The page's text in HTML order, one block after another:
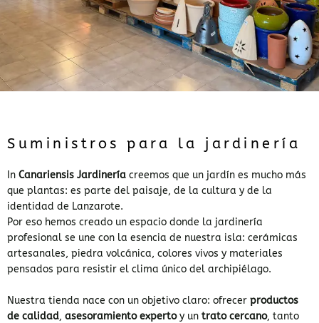
Suministros para la jardinería
In Canariensis Jardinería creemos que un jardín es mucho más
que plantas: es parte del paisaje, de la cultura y de la
identidad de Lanzarote.
Por eso hemos creado un espacio donde la jardinería
profesional se une con la esencia de nuestra isla: cerámicas
artesanales, piedra volcánica, colores vivos y materiales
pensados para resistir el clima único del archipiélago.
Nuestra tienda nace con un objetivo claro: ofrecer productos
de calidad, asesoramiento expertoy un trato cercano, tanto